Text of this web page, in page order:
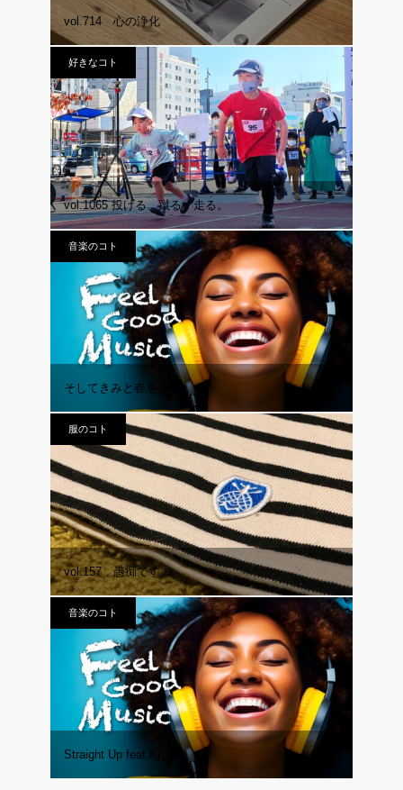
vol.714 心の浄化
好きなコト
vol.1065 投げる、蹴る、走る。
音楽のコト
そしてきみと春を待つ
服のコト
vol.157 愚痴です。
音楽のコト
Straight Up feat.Kj